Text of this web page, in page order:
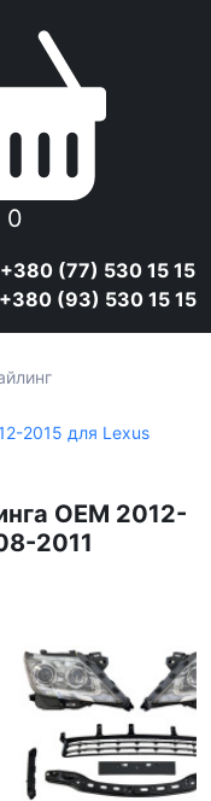
0
+380 (77) 530 15 15
+380 (93) 530 15 15
2015 для Lexus
OEM 2012-
2011